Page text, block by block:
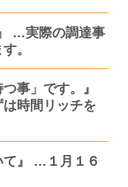
…実際の調達事
。
事」です。』
時間リッチを
て』 …１月１６